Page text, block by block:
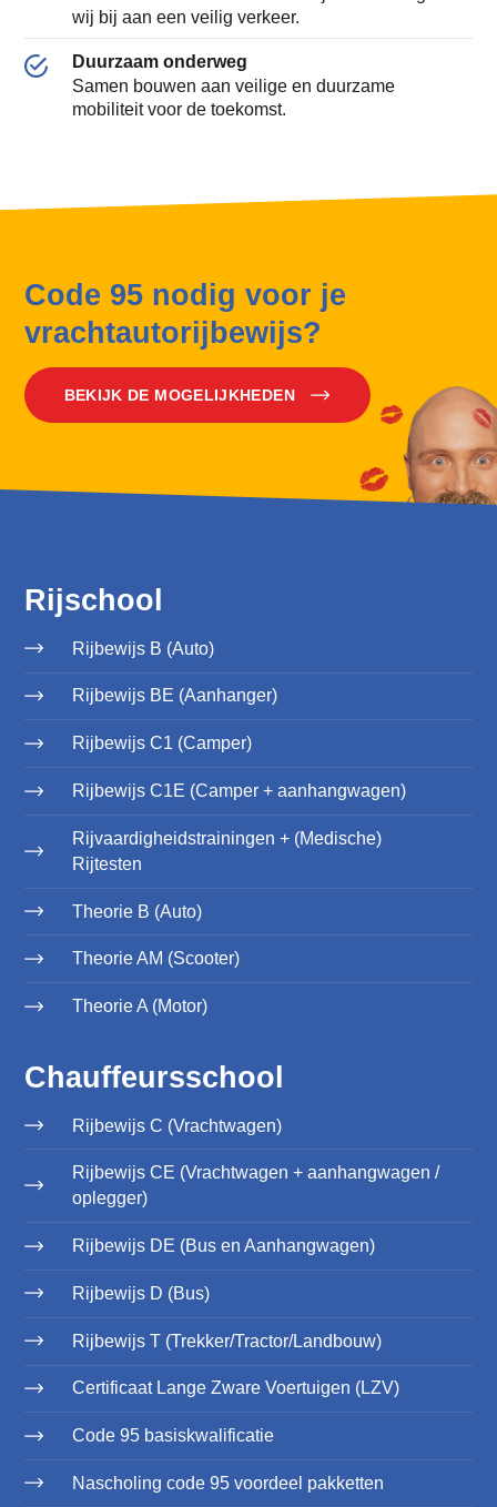
wij bij aan een veilig verkeer.
Duurzaam onderweg
Samen bouwen aan veilige en duurzame
mobiliteit voor de toekomst.
Code 95 nodig voor je
vrachtautorijbewijs?
BEKIJK DE MOGELIJKHEDEN
Rijschool
Rijbewijs B (Auto)
Rijbewijs BE (Aanhanger)
Rijbewijs C1 (Camper)
Rijbewijs C1E (Camper + aanhangwagen)
Rijvaardigheidstrainingen + (Medische)
Rijtesten
Theorie B (Auto)
Theorie AM (Scooter)
Theorie A (Motor)
Chauffeursschool
Rijbewijs C (Vrachtwagen)
Rijbewijs CE (Vrachtwagen + aanhangwagen /
oplegger)
Rijbewijs DE (Bus en Aanhangwagen)
Rijbewijs D (Bus)
Rijbewijs T (Trekker/Tractor/Landbouw)
Certificaat Lange Zware Voertuigen (LZV)
Code 95 basiskwalificatie
Nascholing code 95 voordeel pakketten